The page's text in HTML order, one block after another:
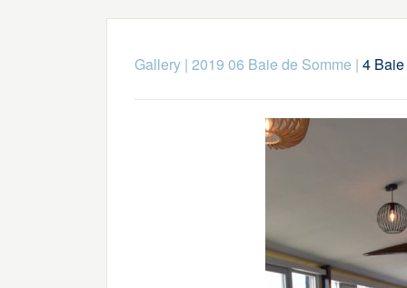
Gallery| 2019 06 Baie de Somme | 4